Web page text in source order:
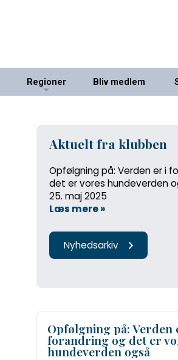
Regioner Bliv medlem
Aktuelt fra klubben
Opfølgning på: Verden er i
det er vores hundeverden
25. maj 2025
Læs mere »
Nyhedsarkiv
Opfølgning på: Verden
forandring og det er
hundeverden også